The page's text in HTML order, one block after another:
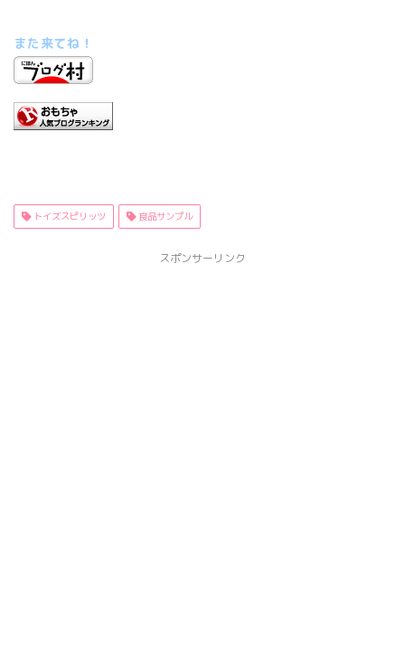
また来てね！
トイズスピリッツ 食品サンプル
スポンサーリンク